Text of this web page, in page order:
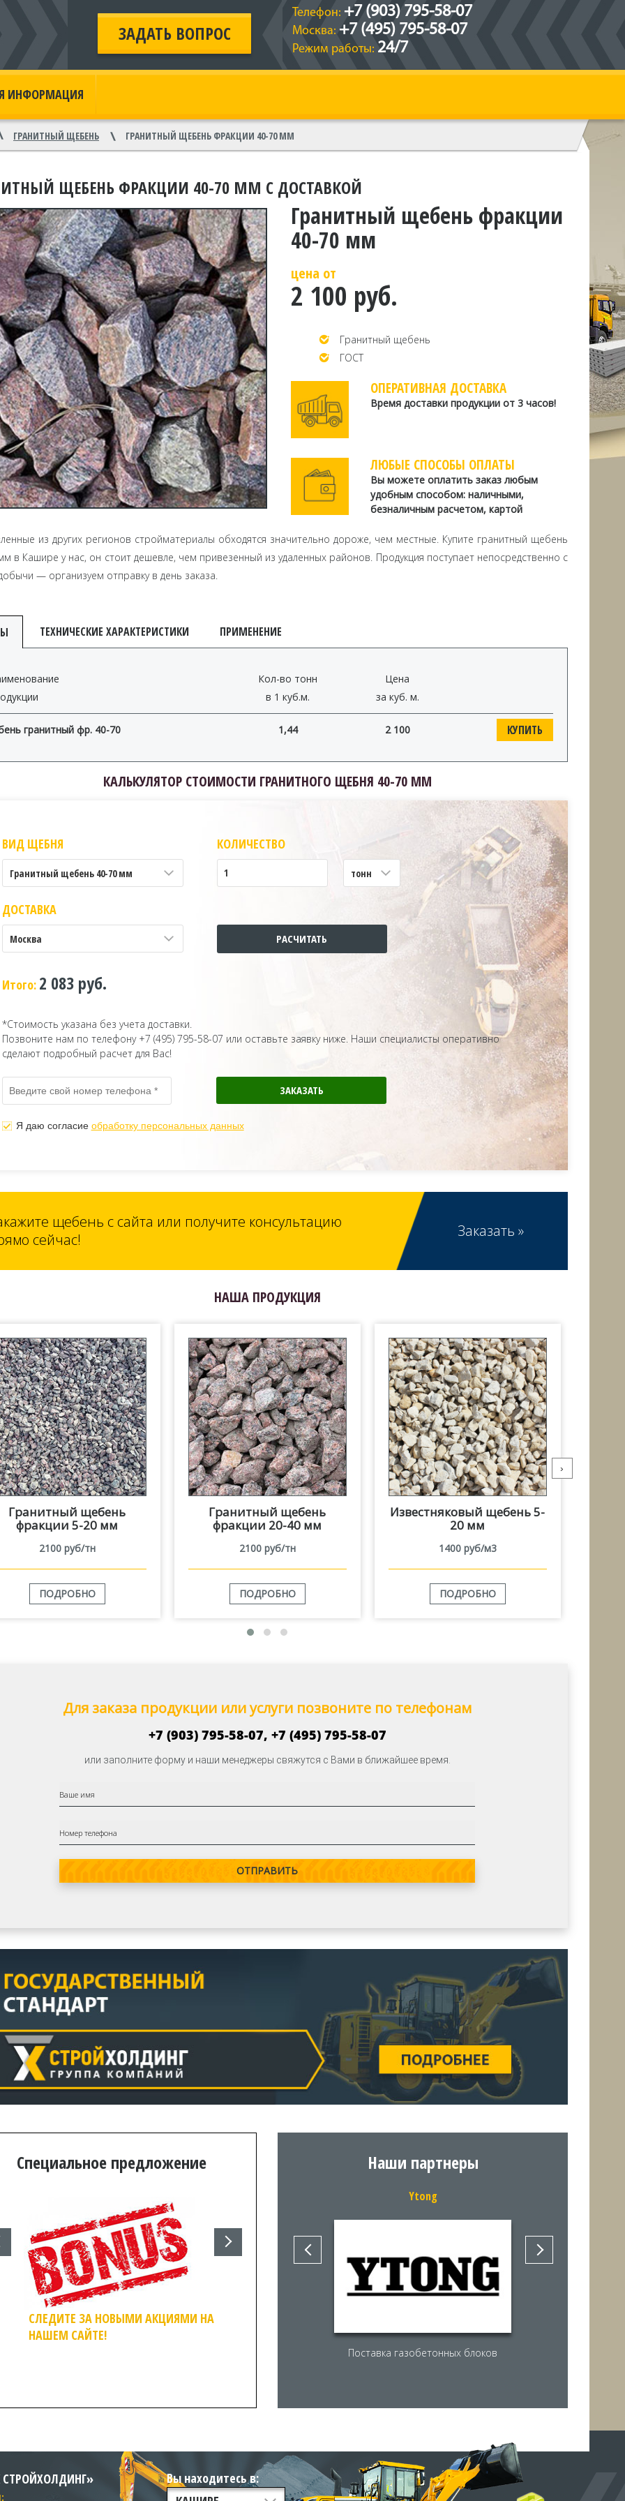
ЗАДАТЬ ВОПРОС
Телефон: +7 (903) 795-58-07
Москва: +7 (495) 795-58-07
Режим работы: 24/7
ИНФОРМАЦИЯ
ГРАНИТНЫЙ ЩЕБЕНЬ ГРАНИТНЫЙ ЩЕБЕНЬ ФРАКЦИИ 40-70 ММ
ЩЕБЕНЬ ФРАКЦИИ 40-70 ММ С ДОСТАВКОЙ
Гранитный щебень фракции
40-70 мм
цена от
2 100 руб.
Гранитный щебень
ГОСТ
ОПЕРАТИВНАЯ ДОСТАВКА
Время доставки продукции от 3 часов!
ЛЮБЫЕ СПОСОБЫ ОПЛАТЫ
Вы можете оплатить заказ любым
удобным способом: наличными,
безналичным расчетом, картой
из других регионов стройматериалы обходятся значительно дороже, чем местные. Купите гранитный щебень
в Кашире у нас, он стоит дешевле, чем привезенный из удаленных районов. Продукция поступает непосредственно с
— организуем отправку в день заказа.
ТЕХНИЧЕСКИЕ ХАРАКТЕРИСТИКИ ПРИМЕНЕНИЕ
Кол-во тонн
в 1 куб.м.
Цена
за куб. м.
гранитный фр. 40-70 1,44 2 100 КУПИТЬ
КАЛЬКУЛЯТОР СТОИМОСТИ ГРАНИТНОГО ЩЕБНЯ 40-70 ММ
ВИД ЩЕБНЯ
Гранитный щебень 40-70 мм
ДОСТАВКА
Москва
Итого: 2 083 руб.
КОЛИЧЕСТВО
тонн
*Стоимость указана без учета доставки.
Позвоните нам по телефону +7 (495) 795-58-07 или оставьте заявку ниже. Наши специалисты оперативно
сделают подробный расчет для Вас!
Я даю согласие обработку персональных данных
щебень с сайта или получите консультацию
сейчас!
Заказать »
НАША ПРОДУКЦИЯ
Гранитный щебень
фракции 5-20 мм
2100 руб/тн
ПОДРОБНО
Гранитный щебень
фракции 20-40 мм
2100 руб/тн
ПОДРОБНО
Известняковый щебень 5-
20 мм
1400 руб/м3
ПОДРОБНО
›
Для заказа продукции или услуги позвоните по телефонам
+7 (903) 795-58-07, +7 (495) 795-58-07
или заполните форму и наши менеджеры свяжутся с Вами в ближайшее время.
Специальное предложение
СЛЕДИТЕ ЗА НОВЫМИ АКЦИЯМИ НА
НАШЕМ САЙТЕ!
Наши партнеры
Ytong
Поставка газобетонных блоков
СТРОЙХОЛДИНГ» Вы находитесь в: